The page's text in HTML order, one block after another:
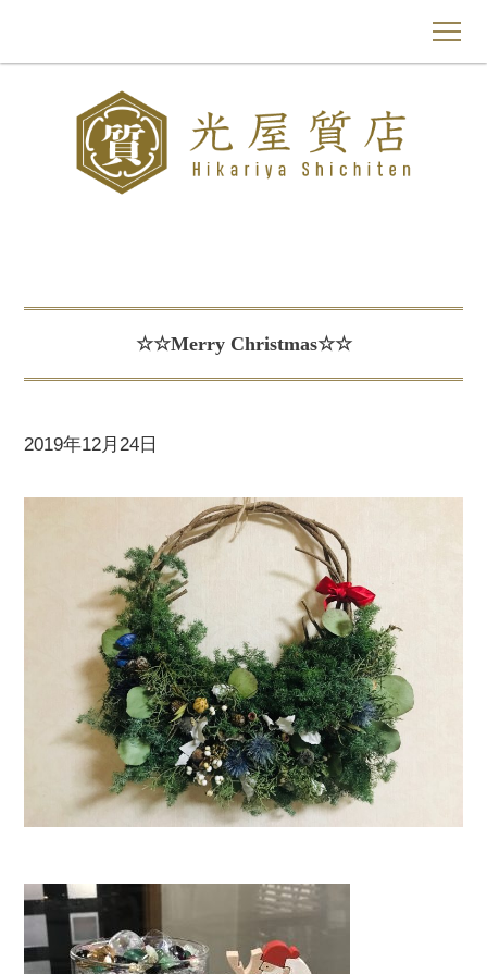
光屋質店について
よくあるご質問
☆☆Merry Christmas☆☆
2019年12月24日